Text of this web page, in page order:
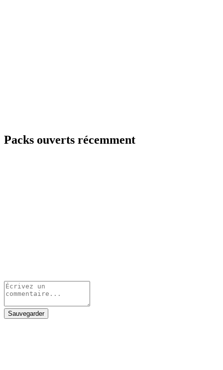
Packs ouverts récemment
Sauvegarder